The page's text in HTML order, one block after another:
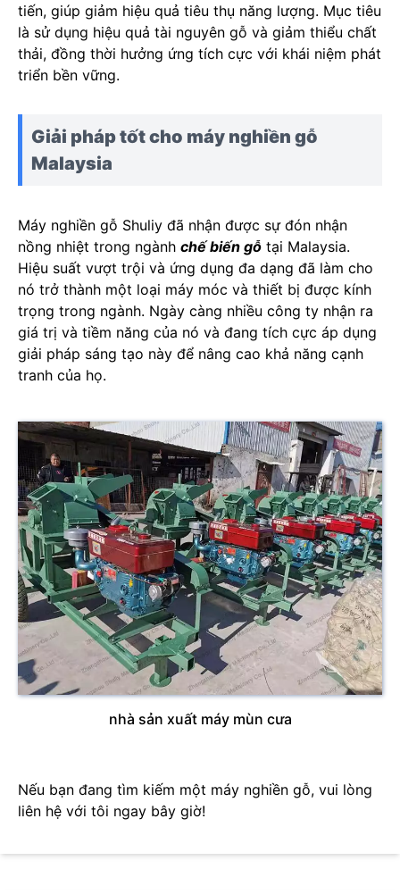
tiến, giúp giảm hiệu quả tiêu thụ năng lượng. Mục tiêu
là sử dụng hiệu quả tài nguyên gỗ và giảm thiểu chất
thải, đồng thời hưởng ứng tích cực với khái niệm phát
triển bền vững.
Giải pháp tốt cho máy nghiền gỗ
Malaysia
Máy nghiền gỗ Shuliy đã nhận được sự đón nhận
nồng nhiệt trong ngành chế biến gỗ tại Malaysia.
Hiệu suất vượt trội và ứng dụng đa dạng đã làm cho
nó trở thành một loại máy móc và thiết bị được kính
trọng trong ngành. Ngày càng nhiều công ty nhận ra
giá trị và tiềm năng của nó và đang tích cực áp dụng
giải pháp sáng tạo này để nâng cao khả năng cạnh
tranh của họ.
nhà sản xuất máy mùn cưa
Nếu bạn đang tìm kiếm một máy nghiền gỗ, vui lòng
liên hệ với tôi ngay bây giờ!